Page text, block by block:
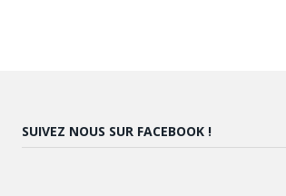
SUIVEZ NOUS SUR FACEBOOK !